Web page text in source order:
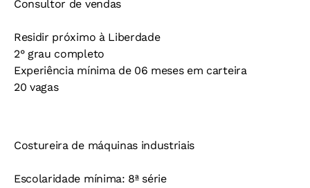
Consultor de vendas
Residir próximo à Liberdade
2° grau completo
Experiência mínima de 06 meses em carteira
20 vagas
Costureira de máquinas industriais
Escolaridade mínima: 8ª série